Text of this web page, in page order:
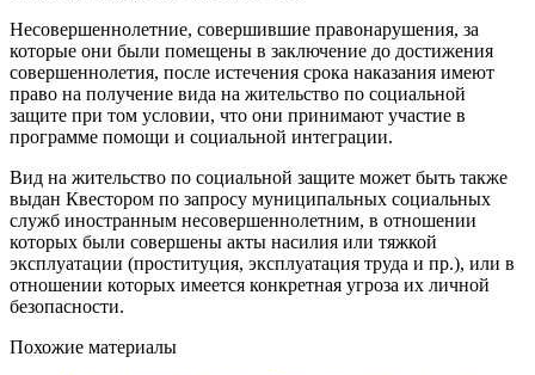
Несовершеннолетние, совершившие правонарушения, за
которые они были помещены в заключение до достижения
совершеннолетия, после истечения срока наказания имеют
право на получение вида на жительство по социальной
защите при том условии, что они принимают участие в
программе помощи и социальной интеграции.
Вид на жительство по социальной защите может быть также
выдан Квестором по запросу муниципальных социальных
служб иностранным несовершеннолетним, в отношении
которых были совершены акты насилия или тяжкой
эксплуатации (проституция, эксплуатация труда и пр.), или в
отношении которых имеется конкретная угроза их личной
безопасности.
Похожие материалы